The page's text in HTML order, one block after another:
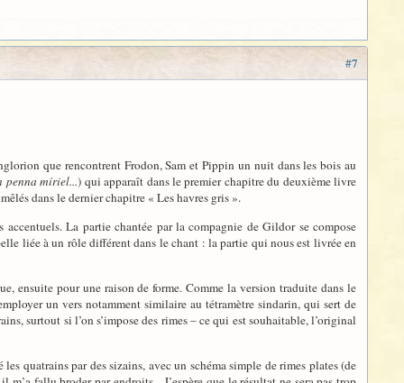
#7
que rencontrent Frodon, Sam et Pippin un nuit dans les bois au
penna míriel...) qui apparaît dans le premier chapitre du deuxième livre
dans le dernier chapitre « Les havres gris ».
La partie chantée par la compagnie de Gildor se compose
liée à un rôle différent dans le chant : la partie qui nous est livrée en
ensuite pour une raison de forme. Comme la version traduite dans le
un vers notamment similaire au tétramètre sindarin, qui sert de
surtout si l’on s’impose des rimes – ce qui est souhaitable, l’original
quatrains par des sizains, avec un schéma simple de rimes plates (de